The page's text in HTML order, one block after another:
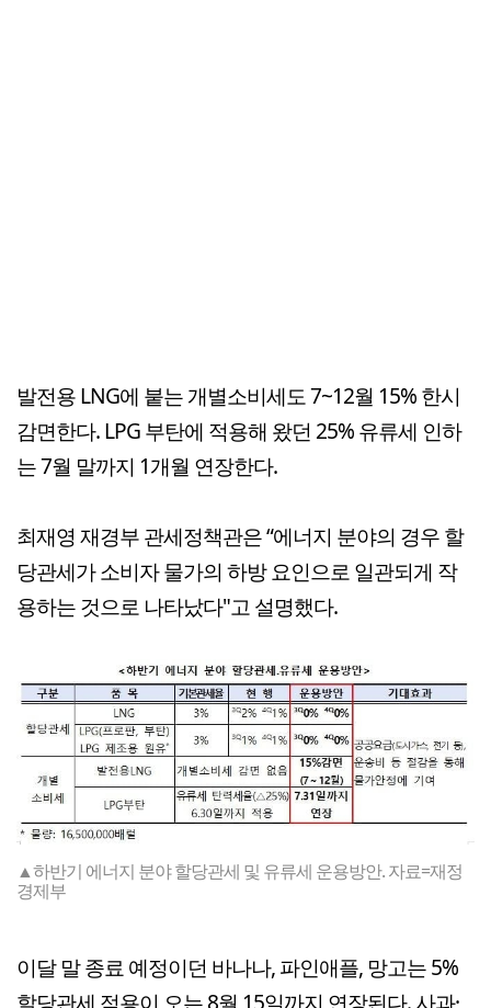
발전용 LNG에 붙는 개별소비세도 7~12월 15% 한시
감면한다. LPG 부탄에 적용해 왔던 25% 유류세 인하
는 7월 말까지 1개월 연장한다.
최재영 재경부 관세정책관은 “에너지 분야의 경우 할
당관세가 소비자 물가의 하방 요인으로 일관되게 작
용하는 것으로 나타났다"고 설명했다.
▲하반기 에너지 분야 할당관세 및 유류세 운용방안. 자료=재정
경제부
이달 말 종료 예정이던 바나나, 파인애플, 망고는 5%
할당관세 적용이 오는 8월 15일까지 연장된다. 사과·